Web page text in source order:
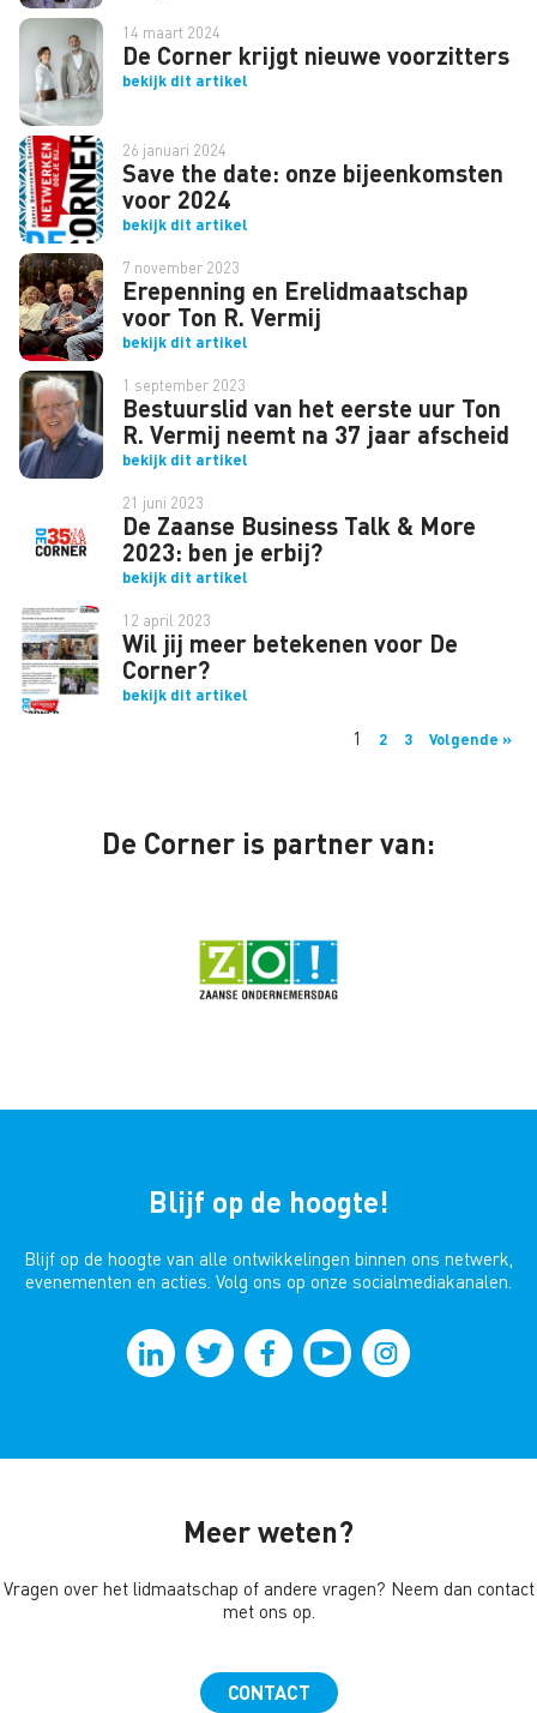
14 maart 2024
De Corner krijgt nieuwe voorzitters
bekijk dit artikel
26 januari 2024
Save the date: onze bijeenkomsten
voor 2024
bekijk dit artikel
7 november 2023
Erepenning en Erelidmaatschap
voor Ton R. Vermij
bekijk dit artikel
1 september 2023
Bestuurslid van het eerste uur Ton
R. Vermij neemt na 37 jaar afscheid
bekijk dit artikel
21 juni 2023
De Zaanse Business Talk & More
2023: ben je erbij?
bekijk dit artikel
12 april 2023
Wil jij meer betekenen voor De
Corner?
bekijk dit artikel
1 2 3 Volgende »
De Corner is partner van:
Blijf op de hoogte!
Blijf op de hoogte van alle ontwikkelingen binnen ons netwerk,
evenementen en acties. Volg ons op onze socialmediakanalen.
Meer weten?
Vragen over het lidmaatschap of andere vragen? Neem dan contact
met ons op.
CONTACT